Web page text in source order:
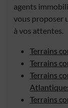
agents
vous proposer
à vos attentes.
Terrains
Terrains
Terrains
Terrains